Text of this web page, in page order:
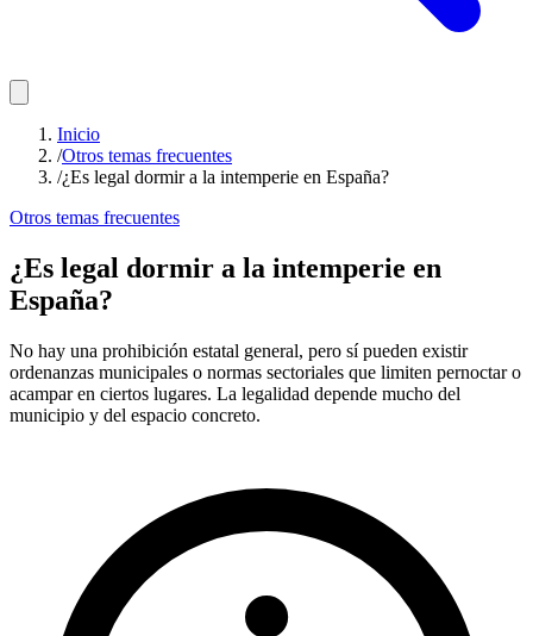
Inicio
/Otros temas frecuentes
/¿Es legal dormir a la intemperie en España?
Otros temas frecuentes
¿Es legal dormir a la intemperie en
España?
No hay una prohibición estatal general, pero sí pueden existir
ordenanzas municipales o normas sectoriales que limiten pernoctar o
acampar en ciertos lugares. La legalidad depende mucho del
municipio y del espacio concreto.